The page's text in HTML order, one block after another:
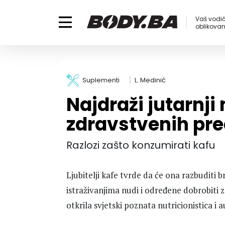
Vaš
Suplementi L. Medinić
Najdraži jutarnji
zdravstvenih
Razlozi zašto konzumirati kafu
Ljubitelji kafe tvrde da će ona razbuditi
istraživanjima nudi i određene dobrobiti
otkrila svjetski poznata nutricionistica i